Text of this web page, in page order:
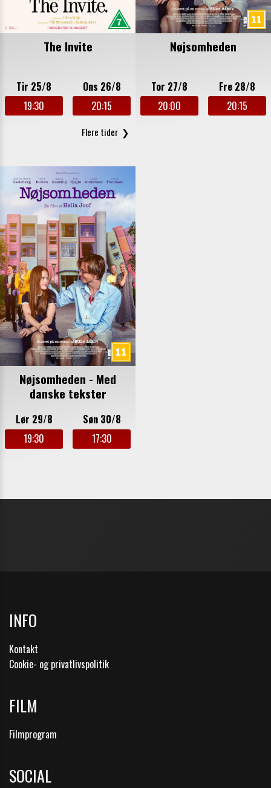
INFO
Kontakt
Cookie- og privatlivspolitik
FILM
Filmprogram
SOCIAL